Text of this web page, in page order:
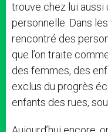
trouve chez lui aussi
personnelle. Dans les
rencontré des
que l’on traite
des femmes, des
exclus du progrès
enfants des rues,